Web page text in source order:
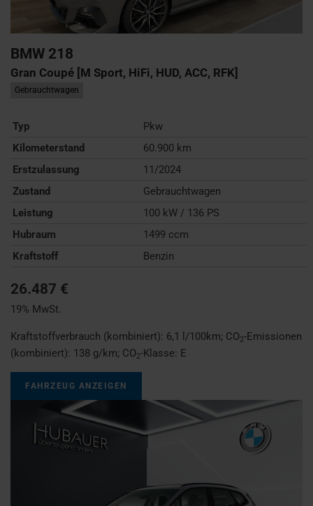
BMW 218
Gran Coupé [M Sport, HiFi, HUD, ACC, RFK]
Gebrauchtwagen
Typ
Pkw
Kilometerstand
60.900 km
Erstzulassung
11/2024
Zustand
Gebrauchtwagen
Leistung
100 kW / 136 PS
Hubraum
1499 ccm
Kraftstoff
Benzin
26.487 €
19% MwSt.
Kraftstoffverbrauch (kombiniert): 6,1 l/100km; CO2-Emissionen
(kombiniert): 138 g/km; CO2-Klasse: E
FAHRZEUG ANZEIGEN